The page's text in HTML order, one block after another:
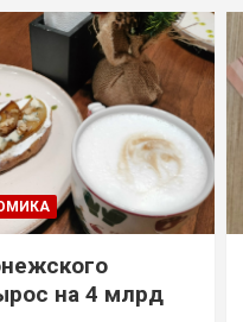
на 4 млрд